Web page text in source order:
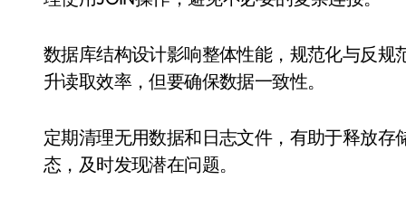
数据库结构设计影响整体性能，规范化与反
升读取效率，但要确保数据一致性。
定期清理无用数据和日志文件，有助于释放
态，及时发现潜在问题。